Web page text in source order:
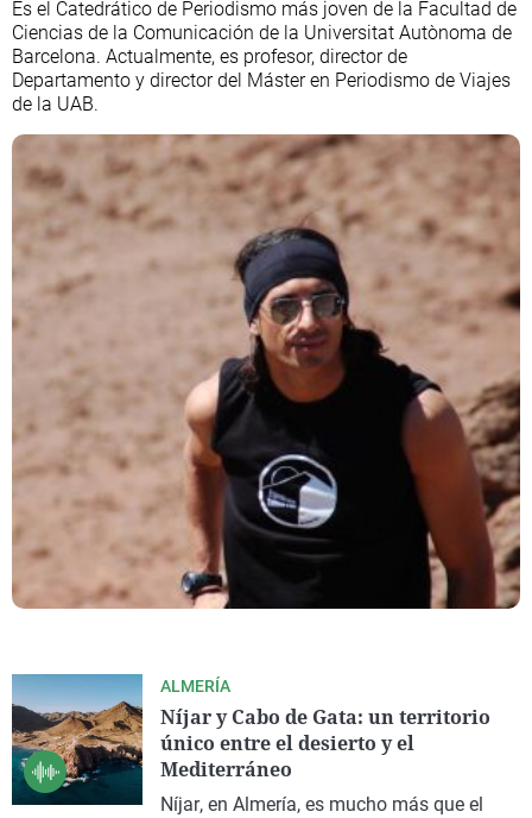
La rosa de los
Gente viajera
Caso
Retornados
Operación Viuda
Extremadura
Galicia
Navarra
País Vasco
Virales
Televisión
Es el Catedrático de Periodismo más joven de la Facultad de
Ciencias de la Comunicación de la Universitat Autònoma de
Barcelona. Actualmente, es profesor, director de
Departamento y director del Máster en Periodismo de Viajes
de la UAB.
ALMERÍA
Níjar y Cabo de Gata: un territorio
único entre el desierto y el
Mediterráneo
Níjar, en Almería, es mucho más que el